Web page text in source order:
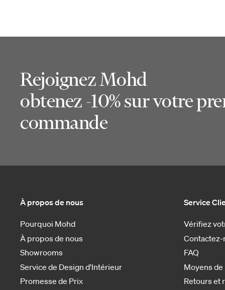
Rejoignez Mohd
obtenez -10% sur votre
commande
À propos de nous
Pourquoi Mohd
À propos de nous
Showrooms
Service de Design d'Intérieur
Promesse de Prix
Service
Vérifiez
Contactez-
FAQ
Moyens
Retours et